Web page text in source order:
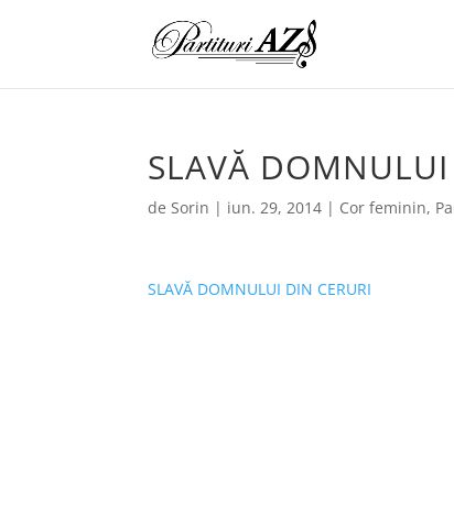
SLAVĂ
deSorin | iun. 29, 2014 | Cor feminin,
SLAVĂ DOMNULUI DIN CERURI